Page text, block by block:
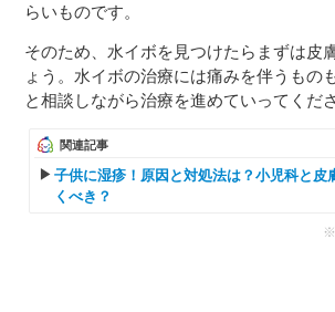
らいものです。
そのため、水イボを見つけたらまずは皮
ょう。水イボの治療には痛みを伴うもの
と相談しながら治療を進めていってくだ
関連記事
子供に湿疹！原因と対処法は？小児科と皮
くべき？
※